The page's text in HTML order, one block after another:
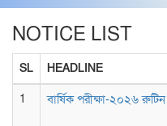
NOTICE LIST
SL
HEADLINE
1
বার্ষিক পরীক্ষা-২০২৬ রুটিন